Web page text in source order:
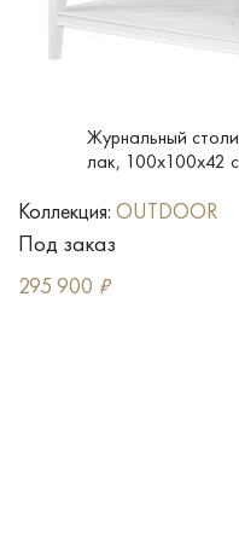
Журнальный
лак, 100x100x42
Коллекция: OUTDOOR
Под заказ
295 900 ₽